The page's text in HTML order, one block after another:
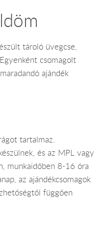
tároló üvegcse,
csomagolt
ajándék
tartalmaz.
és az MPL vagy
munkaidőben 8-16 óra
az ajándékcsomagok
függően